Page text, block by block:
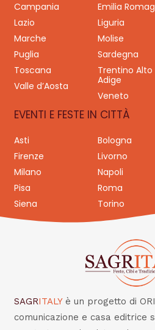
Campania
Emilia
Lazio
Liguria
Marche
Molise
Puglia
Sardegna
Toscana
Trentino Alto
Adige
Valle d’Aosta
Veneto
EVENTI E FESTE IN CITTÀ
Asti Bologna
Firenze
Livorno
Milano
Napoli
Pisa
Roma
Siena
Torino
SAGRITALY è un progetto di
comunicazione e casa editrice